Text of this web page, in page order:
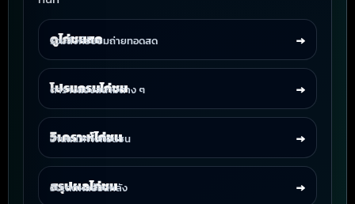
ดูไก่ชนสด
รวมลิงก์รับชมถ่ายทอดสด →
โปรแกรมไก่ชน
ตารางแข่งสนามต่าง ๆ →
วิเคราะห์ไก่ชน
อ่านแนวทางก่อนชน →
สรุปผลไก่ชน
อัปเดตผลย้อนหลัง →